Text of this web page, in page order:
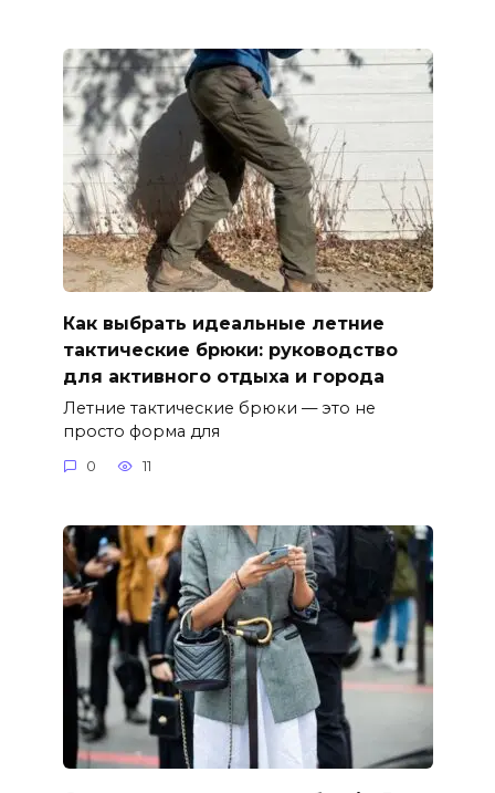
Как выбрать идеальные летние
тактические брюки: руководство
для активного отдыха и города
Летние тактические брюки — это не
просто форма для
0 11